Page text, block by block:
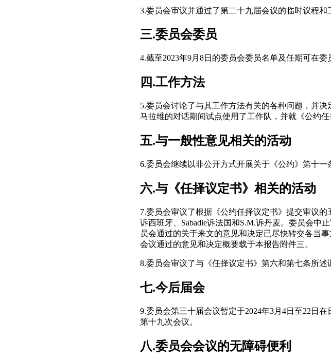
3.委员会审议并通过了第二十九届会议的临时议程和
三.委员会委员
4.截至2023年9月8日的委员会委员名单及任期可在委
四.工作方法
5.委员会讨论了与其工作方法有关的各种问题，并
马拉维的对话期间试点使用了工作队，并就《公约
五.与一般性意见相关的活动
6.委员会继续以非公开方式开展关于《公约》第十一
六.与《任择议定书》相关的活动
7.委员会审议了根据《公约任择议定书》提交审议
诉西班牙、Sabadie诉法国和S.M.诉丹麦。委员会中
员会通过的关于来文的意见和决定已尽快转交各当
会议通过的意见和决定概要载于本报告附件三。
8.委员会审议了与《任择议定书》第六和第七条所述
七.今后届会
9.委员会第三十届会议暂定于2024年3月4日至22日
第十九次会议。
八.委员会会议的无障碍便利